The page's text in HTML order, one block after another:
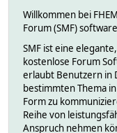
Willkommen bei
Forum (SMF)
SMF ist eine
kostenlose Forum
erlaubt Benutzern in
bestimmten Thema
Form zu
Reihe von
Anspruch nehmen